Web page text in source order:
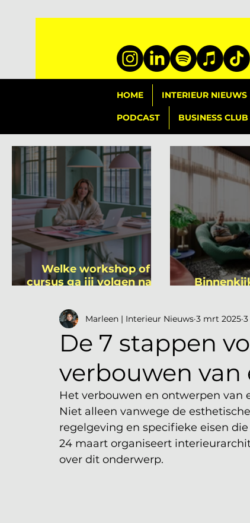
HOME INTERIEUR NIEUWS
PODCAST BUSINESS CLUB
Welke workshop of
cursus ga jij volgen na je
De 7 stappen
verbouwen
Marleen | Interieur Nieuws 3 mrt 2025
Het verbouwen en ontwerpen van
Niet alleen vanwege de
regelgeving en specifieke eisen
24 maart organiseert
over dit onderwerp.